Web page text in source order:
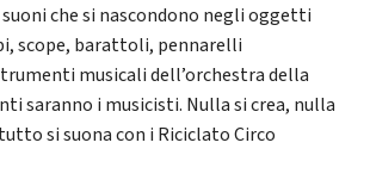
che si nascondono negli oggetti
scope, barattoli, pennarelli
musicali dell’orchestra della
saranno i musicisti. Nulla si crea, nulla
si suona con i Riciclato Circo